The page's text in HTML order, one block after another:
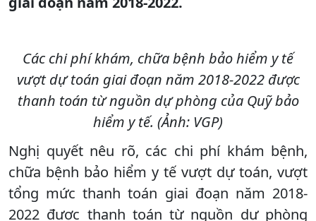
Các chi phí khám, chữa bệnh bảo hiểm y tế
vượt dự toán giai đoạn năm 2018-2022 được
thanh toán từ nguồn dự phòng của Quỹ bảo
hiểm y tế. (Ảnh: VGP)
Nghị quyết nêu rõ, các chi phí khám bệnh,
chữa bệnh bảo hiểm y tế vượt dự toán, vượt
tổng mức thanh toán giai đoạn năm 2018-
2022 được thanh toán từ nguồn dự phòng